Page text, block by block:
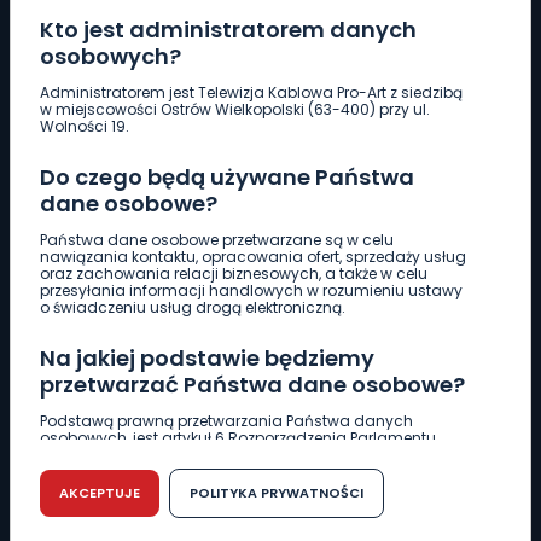
Kto jest administratorem danych
osobowych?
Administratorem jest Telewizja Kablowa Pro-Art z siedzibą
w miejscowości Ostrów Wielkopolski (63-400) przy ul.
Wolności 19.
Do czego będą używane Państwa
dane osobowe?
Państwa dane osobowe przetwarzane są w celu
nawiązania kontaktu, opracowania ofert, sprzedaży usług
oraz zachowania relacji biznesowych, a także w celu
przesyłania informacji handlowych w rozumieniu ustawy
o świadczeniu usług drogą elektroniczną.
Na jakiej podstawie będziemy
przetwarzać Państwa dane osobowe?
Podstawą prawną przetwarzania Państwa danych
osobowych, jest artykuł 6 Rozporządzenia Parlamentu
r. w sprawie ochrony osób fizycznych w związku z
przetwarzaniem danych osobowych w sprawie
swobodnego przepływu takich danych oraz uchylenia
dyrektywy 95/46/WE (RODO).
AKCEPTUJE POLITYKA PRYWATNOŚCI
Pobierz logotyp
661 997 997
REDAKCJA
62 735 22 22redakcja@wlkp24.info
DZIAŁ REKLAMY
62 735 01 85 reklama@wlkp24.info
WIADOMOŚCI
CIEKAWOSTKI